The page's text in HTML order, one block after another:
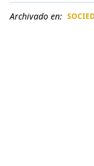
Archivado en: